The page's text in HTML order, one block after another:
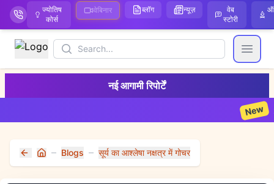
ज्योतिष
कोर्स
वेबिनार ब्लॉग न्यूज़
वेब
स्टोरी
Search
Open
नई आगामी रिपोर्टें
New 2026
Home Blogs सूर्य का आश्लेषा नक्षत्र में गोचर